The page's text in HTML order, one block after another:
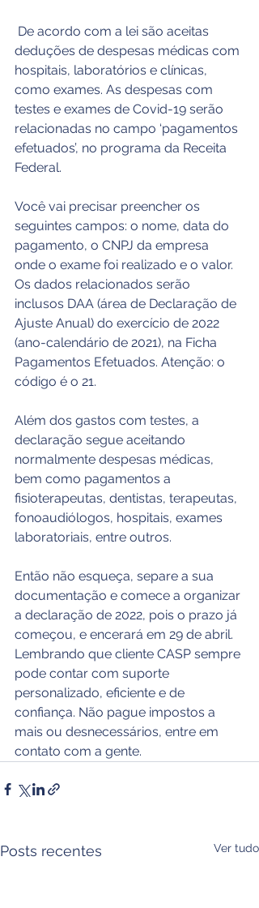
deduções de despesas médicas com
hospitais, laboratórios e clínicas,
como exames. As despesas com
testes e exames de Covid-19 serão
relacionadas no campo ‘pagamentos
efetuados’, no programa da Receita
Federal.
Você vai precisar preencher os
seguintes campos: o nome, data do
pagamento, o CNPJ da empresa
onde o exame foi realizado e o valor.
Os dados relacionados serão
inclusos DAA (área de Declaração de
Ajuste Anual) do exercício de 2022
(ano-calendário de 2021), na Ficha
Pagamentos Efetuados. Atenção: o
código é o 21.
Além dos gastos com testes, a
declaração segue aceitando
normalmente despesas médicas,
bem como pagamentos a
fisioterapeutas, dentistas, terapeutas,
fonoaudiólogos, hospitais, exames
laboratoriais, entre outros.
Então não esqueça, separe a sua
documentação e comece a organizar
a declaração de 2022, pois o prazo já
começou, e encerará em 29 de abril.
Lembrando que cliente CASP sempre
pode contar com suporte
personalizado, eficiente e de
confiança. Não pague impostos a
mais ou desnecessários, entre em
contato com a gente.
Posts recentes Ver tudo